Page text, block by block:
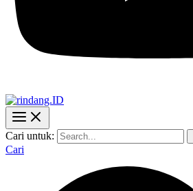
Cari untuk:
Cari